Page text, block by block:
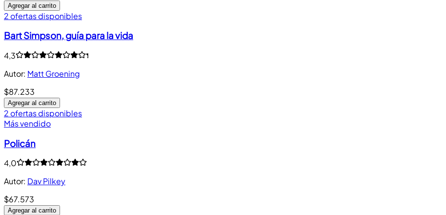
Agregar al carrito
2 ofertas disponibles
Bart Simpson, guía para la vida
4,3
Autor: Matt Groening
$87.233
Agregar al carrito
2 ofertas disponibles
Más vendido
Policán
4,0
Autor: Dav Pilkey
$67.573
Agregar al carrito